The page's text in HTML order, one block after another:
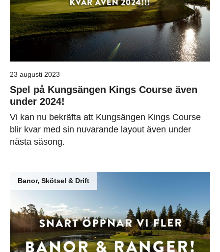
23 augusti 2023
Spel på Kungsängen Kings Course även
under 2024!
Vi kan nu bekräfta att Kungsängen Kings Course
blir kvar med sin nuvarande layout även under
nästa säsong.
Banor, Skötsel & Drift